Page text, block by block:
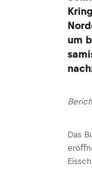
um
Das